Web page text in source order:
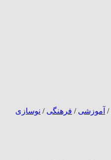
/ آموزشی / فرهنگی / نوسازی